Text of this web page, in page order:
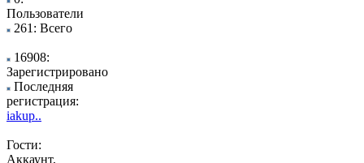
Пользователи
261: Всего
16908:
Зарегистрировано
Последняя
регистрация:
iakup..
Гости:
Аккаунт,